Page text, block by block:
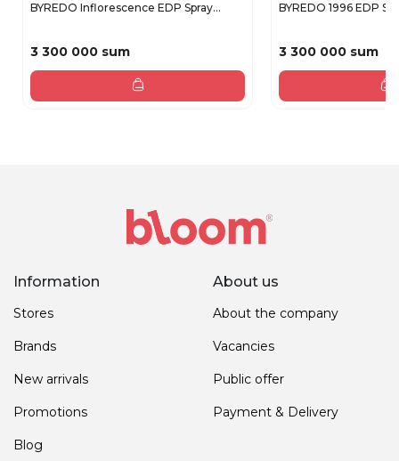
BYREDO Inflorescence EDP Spray...
3 300 000 sum
BYREDO 1996 EDP
3 300 000 sum
Information
Stores
Brands
New arrivals
Promotions
Blog
About us
About the company
Vacancies
Public offer
Payment & Delivery